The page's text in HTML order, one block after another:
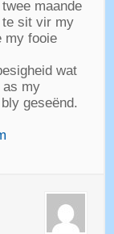
maande
te sit vir my
my fooie
wat
as my
geseënd.